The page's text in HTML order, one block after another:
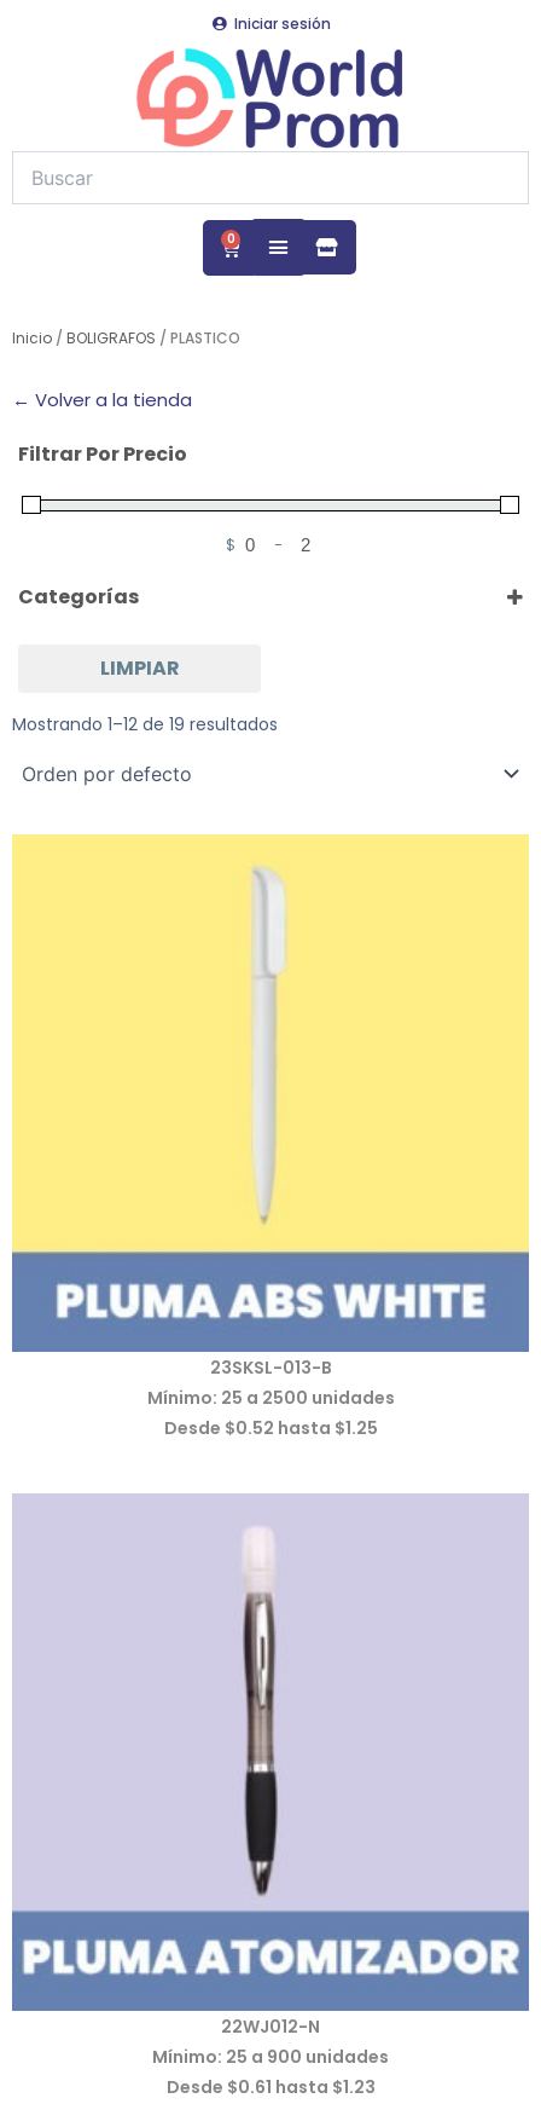
Iniciar sesión
0
Cart
Inicio / BOLIGRAFOS / PLASTICO
← Volver a la tienda
Filtrar Por Precio
$ Minimum Price
-Maximum Price
Categorías
BOLIGRAFOSLIMPIAR
Mostrando 1–12 de 19 resultados
23SKSL-013-B
Mínimo: 25 a 2500 unidades
Desde $0.52 hasta $1.25
22WJ012-N
Mínimo: 25 a 900 unidades
Desde $0.61 hasta $1.23